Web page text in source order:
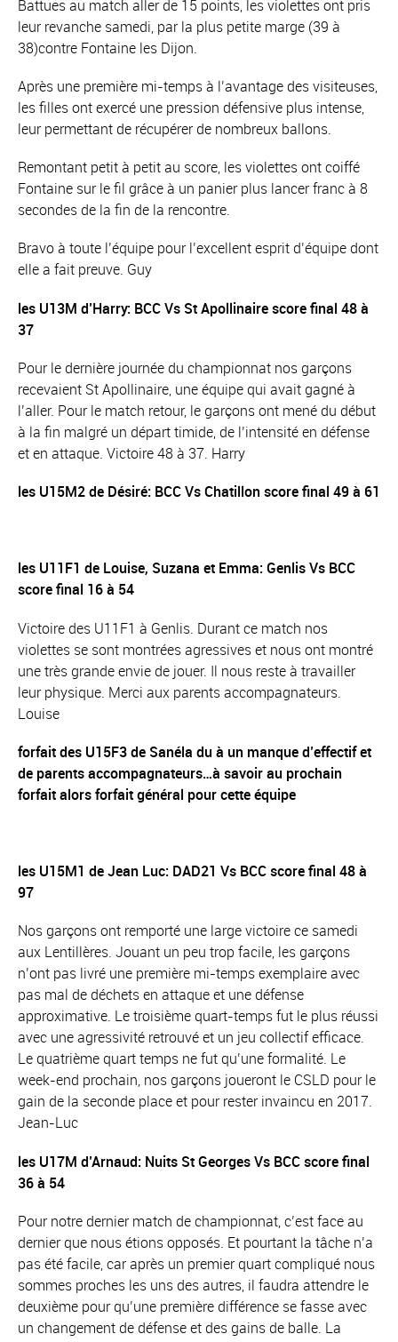
Battues au match aller de 15 points, les violettes ont pris
leur revanche samedi, par la plus petite marge (39 à
38)contre Fontaine les Dijon.
Après une première mi-temps à l’avantage des visiteuses,
les filles ont exercé une pression défensive plus intense,
leur permettant de récupérer de nombreux ballons.
Remontant petit à petit au score, les violettes ont coiffé
Fontaine sur le fil grâce à un panier plus lancer franc à 8
secondes de la fin de la rencontre.
Bravo à toute l’équipe pour l’excellent esprit d’équipe dont
elle a fait preuve. Guy
les U13M d’Harry: BCC Vs St Apollinaire score final 48 à
37
Pour le dernière journée du championnat nos garçons
recevaient St Apollinaire, une équipe qui avait gagné à
l’aller. Pour le match retour, le garçons ont mené du début
à la fin malgré un départ timide, de l’intensité en défense
et en attaque. Victoire 48 à 37. Harry
les U15M2 de Désiré: BCC Vs Chatillon score final 49 à 61
les U11F1 de Louise, Suzana et Emma: Genlis Vs BCC
score final 16 à 54
Victoire des U11F1 à Genlis. Durant ce match nos
violettes se sont montrées agressives et nous ont montré
une très grande envie de jouer. Il nous reste à travailler
leur physique. Merci aux parents accompagnateurs.
Louise
forfait des U15F3 de Sanéla du à un manque d’effectif et
de parents accompagnateurs…à savoir au prochain
forfait alors forfait général pour cette équipe
les U15M1 de Jean Luc: DAD21 Vs BCC score final 48 à
97
Nos garçons ont remporté une large victoire ce samedi
aux Lentillères. Jouant un peu trop facile, les garçons
n’ont pas livré une première mi-temps exemplaire avec
pas mal de déchets en attaque et une défense
approximative. Le troisième quart-temps fut le plus réussi
avec une agressivité retrouvé et un jeu collectif efficace.
Le quatrième quart temps ne fut qu’une formalité. Le
week-end prochain, nos garçons joueront le CSLD pour le
gain de la seconde place et pour rester invaincu en 2017.
Jean-Luc
les U17M d’Arnaud: Nuits St Georges Vs BCC score final
36 à 54
Pour notre dernier match de championnat, c’est face au
dernier que nous étions opposés. Et pourtant la tâche n’a
pas été facile, car après un premier quart compliqué nous
sommes proches les uns des autres, il faudra attendre le
deuxième pour qu’une première différence se fasse avec
un changement de défense et des gains de balle. La